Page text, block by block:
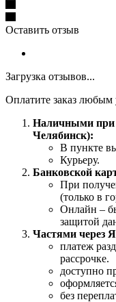
Оставить отзыв
Загрузка отзывов...
Оплатите заказ
Наличными при
Челябинск):
В пункте
Курьеру.
Банковской
При
(только в
Онлайн –
защитой
Частями через
платеж
рассрочке.
доступно
без